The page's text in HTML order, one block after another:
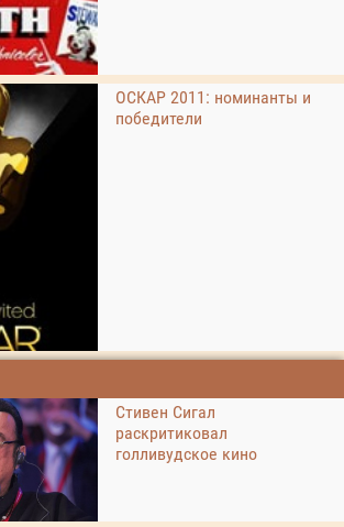
ОСКАР 2011: номинанты и
победители
Стивен Сигал
раскритиковал
голливудское кино